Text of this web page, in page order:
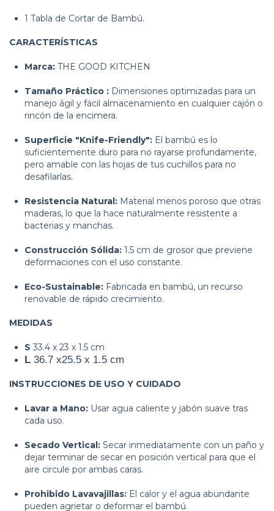
1 Tabla de Cortar de Bambú.
CARACTERÍSTICAS
Marca: THE GOOD KITCHEN
Tamaño Práctico : Dimensiones optimizadas para un
manejo ágil y fácil almacenamiento en cualquier cajón o
rincón de la encimera.
Superficie "Knife-Friendly": El bambú es lo
suficientemente duro para no rayarse profundamente,
pero amable con las hojas de tus cuchillos para no
desafilarlas.
Resistencia Natural: Material menos poroso que otras
maderas, lo que la hace naturalmente resistente a
bacterias y manchas.
Construcción Sólida: 1.5 cm de grosor que previene
deformaciones con el uso constante.
Eco-Sustainable: Fabricada en bambú, un recurso
renovable de rápido crecimiento.
MEDIDAS
S 33.4 x 23 x 1.5 cm
L 36.7 x25.5 x 1.5 cm
INSTRUCCIONES DE USO Y CUIDADO
Lavar a Mano: Usar agua caliente y jabón suave tras
cada uso.
Secado Vertical: Secar inmediatamente con un paño y
dejar terminar de secar en posición vertical para que el
aire circule por ambas caras.
Prohibido Lavavajillas: El calor y el agua abundante
pueden agrietar o deformar el bambú.